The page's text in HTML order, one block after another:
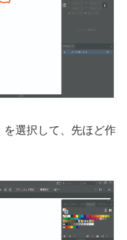
選択して、先ほど作